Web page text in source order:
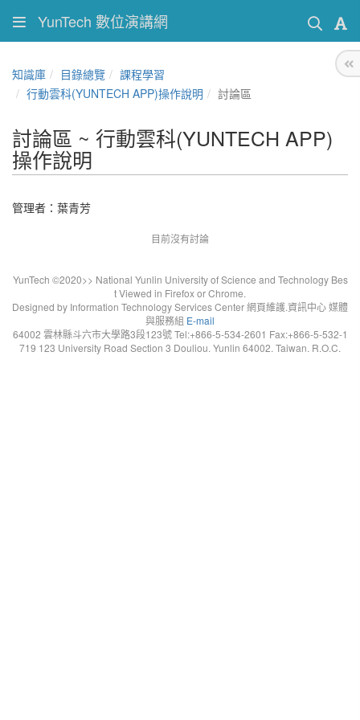
YunTech 數位演講網
知識庫 目錄總覽
課程學習
行動雲科(YUNTECH APP)操作說明
討論區
討論區 ~ 行動雲科(YUNTECH APP)
操作說明
管理者：葉青芳
目前沒有討論
YunTech ©2020>> National Yunlin University of Science and Technology Bes
t Viewed in Firefox or Chrome.
Designed by Information Technology Services Center 網頁維護.資訊中心 媒體
與服務組 E-mail
64002 雲林縣斗六市大學路3段123號 Tel:+866-5-534-2601 Fax:+866-5-532-1
719 123 University Road Section 3 Douliou. Yunlin 64002. Taiwan. R.O.C.